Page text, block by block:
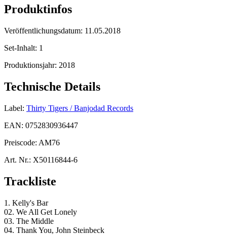
Produktinfos
Veröffentlichungsdatum: 11.05.2018
Set-Inhalt: 1
Produktionsjahr: 2018
Technische Details
Label: Thirty Tigers / Banjodad Records
EAN: 0752830936447
Preiscode: AM76
Art. Nr.: X50116844-6
Trackliste
1. Kelly's Bar
02. We All Get Lonely
03. The Middle
04. Thank You, John Steinbeck